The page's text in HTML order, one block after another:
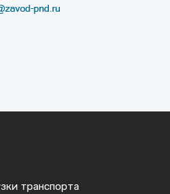
транспорта